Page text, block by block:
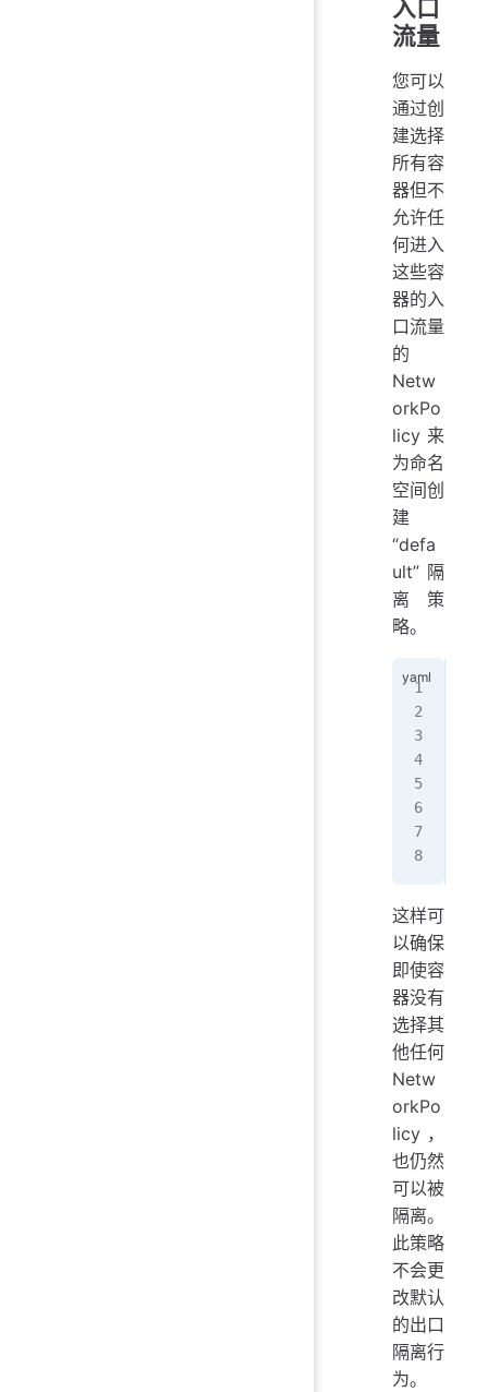
入口
流量
您可以
通过创
建选择
所有容
器但不
允许任
何进入
这些容
器的入
口流量
的
Netw
orkPo
licy 来
为命名
空间创
建
“defa
ult” 隔
离策
略。
这样可
以确保
即使容
器没有
选择其
他任何
Netw
orkPo
licy，
也仍然
可以被
隔离。
此策略
不会更
改默认
的出口
隔离行
为。